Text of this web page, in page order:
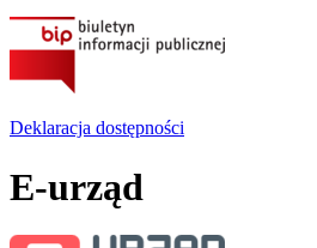
Deklaracja dostępności
E-urząd